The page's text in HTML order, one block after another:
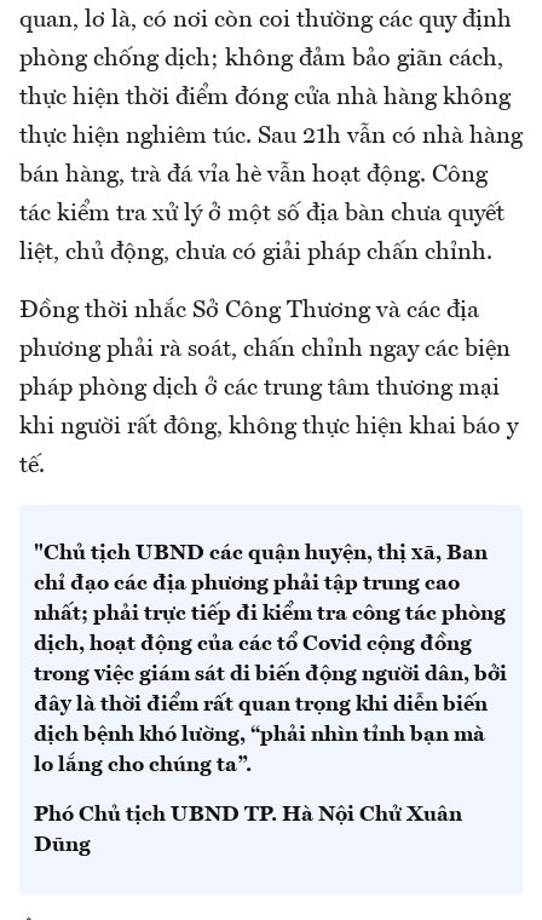
quan, lơ là, có nơi còn coi thường các quy định
phòng chống dịch; không đảm bảo giãn cách,
thực hiện thời điểm đóng cửa nhà hàng không
thực hiện nghiêm túc. Sau 21h vẫn có nhà hàng
bán hàng, trà đá vỉa hè vẫn hoạt động. Công
tác kiểm tra xử lý ở một số địa bàn chưa quyết
liệt, chủ động, chưa có giải pháp chấn chỉnh.
Đồng thời nhắc Sở Công Thương và các địa
phương phải rà soát, chấn chỉnh ngay các biện
pháp phòng dịch ở các trung tâm thương mại
khi người rất đông, không thực hiện khai báo y
tế.
"Chủ tịch UBND các quận huyện, thị xã, Ban
chỉ đạo các địa phương phải tập trung cao
nhất; phải trực tiếp đi kiểm tra công tác phòng
dịch, hoạt động của các tổ Covid cộng đồng
trong việc giám sát di biến động người dân, bởi
đây là thời điểm rất quan trọng khi diễn biến
dịch bệnh khó lường, “phải nhìn tỉnh bạn mà
lo lắng cho chúng ta”.
Phó Chủ tịch UBND TP. Hà Nội Chử Xuân
Dũng